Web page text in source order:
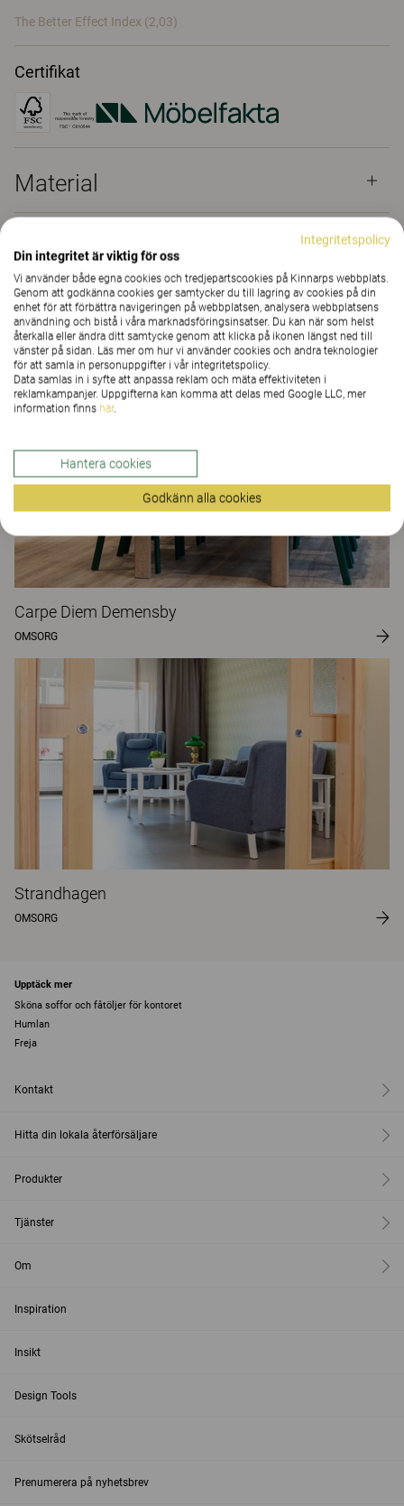
The Better Effect Index (2,03)
Certifikat
Material
Nedladdningar (12
The Better Effect Index (2,03)
Kundprojekt
Carpe Diem Demensby
OMSORG
Strandhagen
OMSORG
Upptäck mer
Sköna soffor och fåtöljer för kontoret
Humlan
Freja
Kontakt
Hitta din lokala återförsäljare
Produkter
Tjänster
Om
Inspiration
Insikt
Design Tools
Skötselråd
Prenumerera på nyhetsbrev
Integritetspolicy
Din integritet är viktig för oss
Vi använder både egna cookies och tredjepartscookies på Kinnarps webbplats.
Genom att godkänna cookies ger samtycker du till lagring av cookies på din
enhet för att förbättra navigeringen på webbplatsen, analysera webbplatsens
användning och bistå i våra marknadsföringsinsatser. Du kan när som helst
återkalla eller ändra ditt samtycke genom att klicka på ikonen längst ned till
vänster på sidan. Läs mer om hur vi använder cookies och andra teknologier
för att samla in personuppgifter i vår integritetspolicy.
Data samlas in i syfte att anpassa reklam och mäta effektiviteten i
reklamkampanjer. Uppgifterna kan komma att delas med Google LLC, mer
information finns här.
Hantera cookies
Godkänn alla cookies